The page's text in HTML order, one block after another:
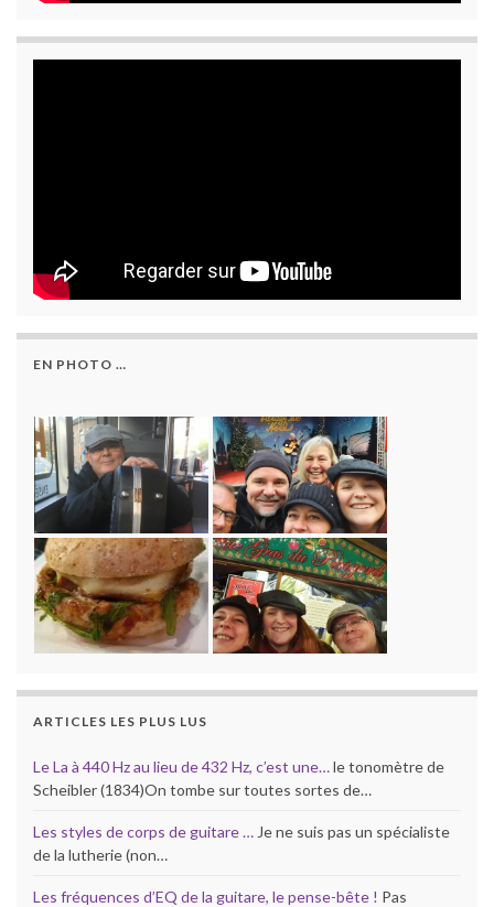
EN PHOTO …
ARTICLES LES PLUS LUS
Le La à 440 Hz au lieu de 432 Hz, c’est une…le tonomètre de
Scheibler (1834)On tombe sur toutes sortes de…
Les styles de corps de guitare … Je ne suis pas un spécialiste
de la lutherie (non…
Les fréquences d’EQ de la guitare, le pense-bête ! Pas